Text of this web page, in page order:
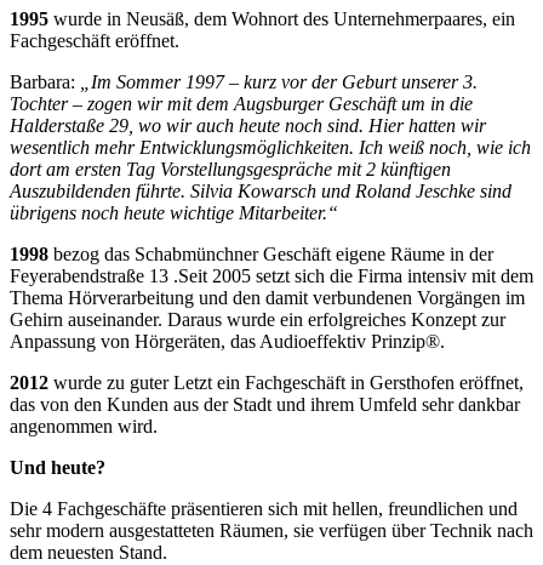
1995 wurde in Neusäß, dem Wohnort des Unternehmerpaares, ein
Fachgeschäft eröffnet.
Barbara: „Im Sommer 1997 – kurz vor der Geburt unserer 3.
Tochter – zogen wir mit dem Augsburger Geschäft um in die
Halderstaße 29, wo wir auch heute noch sind. Hier hatten wir
wesentlich mehr Entwicklungsmöglichkeiten. Ich weiß noch, wie ich
dort am ersten Tag Vorstellungsgespräche mit 2 künftigen
Auszubildenden führte. Silvia Kowarsch und Roland Jeschke sind
übrigens noch heute wichtige Mitarbeiter.“
1998 bezog das Schabmünchner Geschäft eigene Räume in der
Feyerabendstraße 13 .Seit 2005 setzt sich die Firma intensiv mit dem
Thema Hörverarbeitung und den damit verbundenen Vorgängen im
Gehirn auseinander. Daraus wurde ein erfolgreiches Konzept zur
Anpassung von Hörgeräten, das Audioeffektiv Prinzip®.
2012 wurde zu guter Letzt ein Fachgeschäft in Gersthofen eröffnet,
das von den Kunden aus der Stadt und ihrem Umfeld sehr dankbar
angenommen wird.
Und heute?
Die 4 Fachgeschäfte präsentieren sich mit hellen, freundlichen und
sehr modern ausgestatteten Räumen, sie verfügen über Technik nach
dem neuesten Stand.